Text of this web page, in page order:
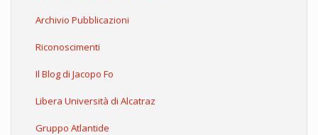
Archivio Pubblicazioni
Riconoscimenti
Il Blog di Jacopo Fo
Libera Università di Alcatraz
Gruppo Atlantide